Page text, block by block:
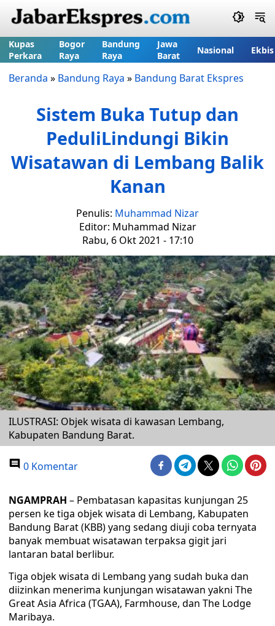
Kupas
Perkara
Bogor
Raya
Bandung
Raya
Jawa
Barat
Nasional Ekbis
Beranda » Bandung Raya » Bandung Barat Ekspres
Sistem Buka Tutup dan
PeduliLindungi Bikin
Wisatawan di Lembang Balik
Kanan
Penulis: Muhammad Nizar
Editor: Muhammad Nizar
Rabu, 6 Okt 2021 - 17:10
ILUSTRASI: Objek wisata di kawasan Lembang,
Kabupaten Bandung Barat.
0 Komentar
NGAMPRAH – Pembatasan kapasitas kunjungan 25
persen ke tiga objek wisata di Lembang, Kabupaten
Bandung Barat (KBB) yang sedang diuji coba ternyata
banyak membuat wisatawan terpaksa gigit jari
lantaran batal berlibur.
Tiga objek wisata di Lembang yang sudah buka dan
diizinkan menerima kunjungan wisatawan yakni The
Great Asia Africa (TGAA), Farmhouse, dan The Lodge
Maribaya.